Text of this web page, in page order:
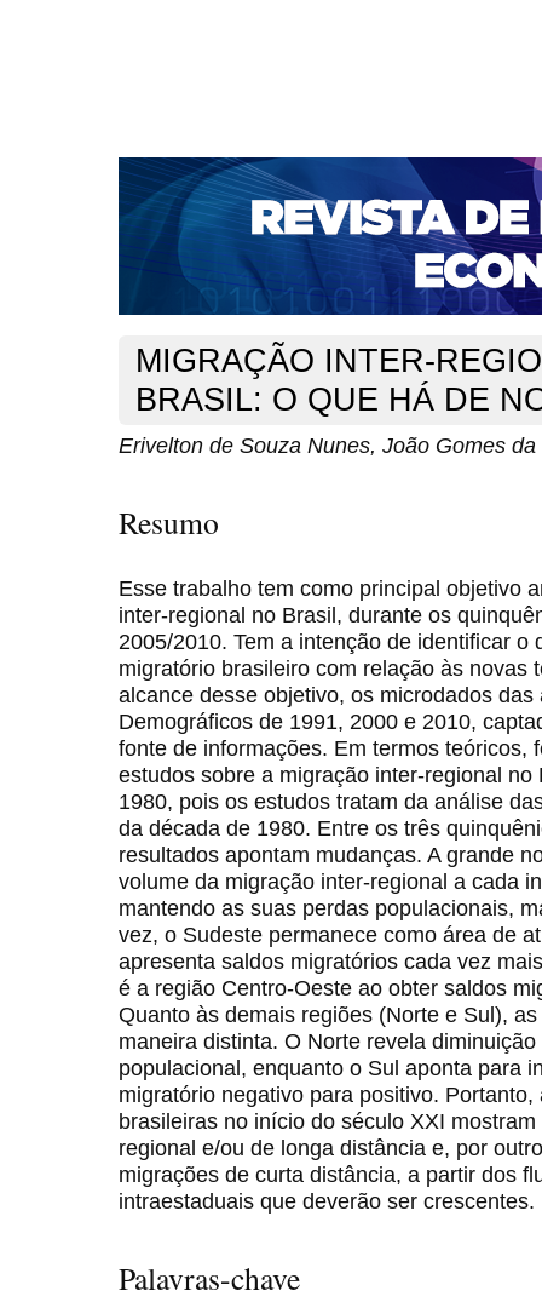
CAPA SOBRE ACESSO CADASTRO
NOTÍCIAS
PORTAL DE REVISTAS DA UNIFACS
BASES DE DADOS E INDEXADORES
Capa Ano XIX - V. 2 - N. 37 - Agosto de 2017 >Nunes
MIGRAÇÃO INTER-
BRASIL: O QUE HÁ DE
Erivelton de Souza Nunes, João Gomes
Resumo
Esse trabalho tem como principal objetivo
inter-regional no Brasil, durante os
2005/2010. Tem a intenção de identificar o
migratório brasileiro com relação às novas
alcance desse objetivo, os microdados
Demográficos de 1991, 2000 e 2010,
fonte de informações. Em termos teóricos,
estudos sobre a migração inter-regional
1980, pois os estudos tratam da análise
da década de 1980. Entre os três
resultados apontam mudanças. A grande
volume da migração inter-regional a cada
mantendo as suas perdas populacionais,
vez, o Sudeste permanece como área de
apresenta saldos migratórios cada vez
é a região Centro-Oeste ao obter saldos
Quanto às demais regiões (Norte e Sul),
maneira distinta. O Norte revela
populacional, enquanto o Sul aponta para
migratório negativo para positivo.
brasileiras no início do século XXI
regional e/ou de longa distância e, por
migrações de curta distância, a partir dos
intraestaduais que deverão ser crescentes.
Palavras-chave